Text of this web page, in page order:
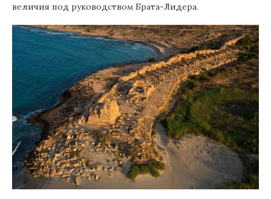
величия под руководством Брата-Лидера.